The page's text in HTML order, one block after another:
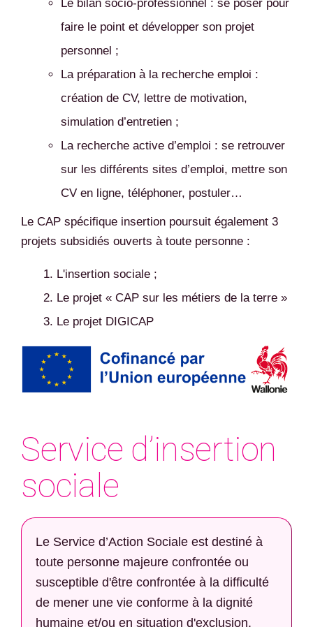
Le bilan socio-professionnel : se poser pour
faire le point et développer son projet
personnel ;
La préparation à la recherche emploi :
création de CV, lettre de motivation,
simulation d’entretien ;
La recherche active d’emploi : se retrouver
sur les différents sites d’emploi, mettre son
CV en ligne, téléphoner, postuler…
Le CAP spécifique insertion poursuit également 3
projets subsidiés ouverts à toute personne :
L'insertion sociale ;
Le projet « CAP sur les métiers de la terre »
Le projet DIGICAP
Service d’insertion
sociale
Le Service d’Action Sociale est destiné à
toute personne majeure confrontée ou
susceptible d'être confrontée à la difficulté
de mener une vie conforme à la dignité
humaine et/ou en situation d'exclusion.